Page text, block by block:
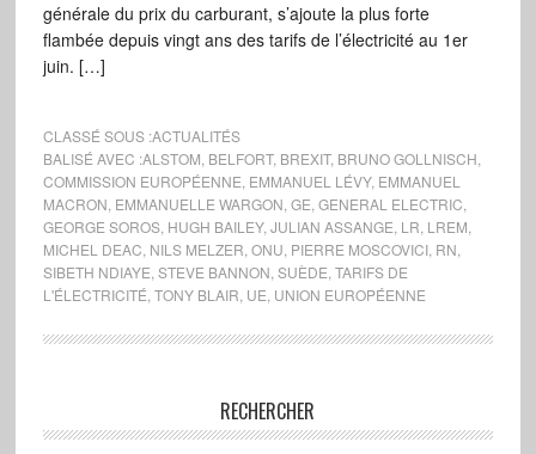
générale du prix du carburant, s’ajoute la plus forte
flambée depuis vingt ans des tarifs de l’électricité au 1er
juin. […]
CLASSÉ SOUS :ACTUALITÉS
BALISÉ AVEC :ALSTOM BELFORT, BREXIT, BRUNO GOLLNISCH
COMMISSION EUROPÉENNE EMMANUEL LÉVY, EMMANUEL
MACRON EMMANUELLE WARGON GE GENERAL ELECTRIC
GEORGE SOROS, HUGH BAILEY, JULIAN ASSANGE LR LREM
MICHEL DEAC NILS MELZER ONU PIERRE MOSCOVICI, RN
SIBETH NDIAYE STEVE BANNON SUÈDE TARIFS DE
L'ÉLECTRICITÉ TONY BLAIR UE UNION EUROPÉENNE
RECHERCHER